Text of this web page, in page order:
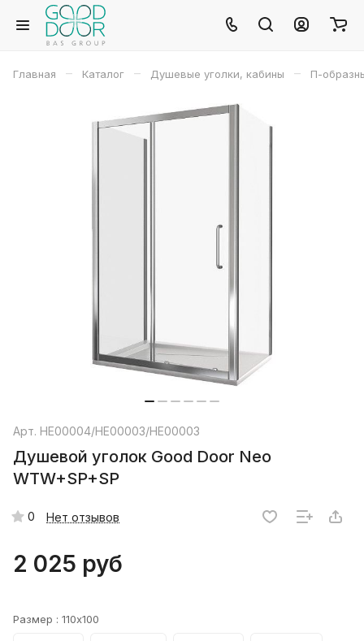
Главная – Каталог – Душевые уголки, кабины – П-
Арт. НЕ00004/НЕ00003/НЕ00003
Душевой уголок Good Door Neo
WTW+SP+SP
0 Нет отзывов
2 025 руб
Размер : 110x100